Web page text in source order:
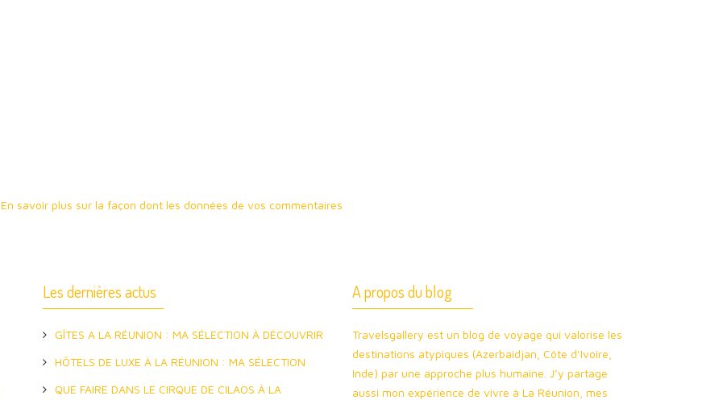
En savoir plus sur la façon dont les données de vos commentaires
Les dernières actus
GÎTES A LA RÉUNION : MA SÉLECTION À DÉCOUVRIR
HÔTELS DE LUXE À LA RÉUNION : MA SÉLECTION
QUE FAIRE DANS LE CIRQUE DE CILAOS À LA
A propos du blog
Travelsgallery est un blog de voyage qui valorise les
destinations atypiques (Azerbaidjan, Côte d’Ivoire,
Inde) par une approche plus humaine. J’y partage
aussi mon expérience de vivre à La Réunion, mes